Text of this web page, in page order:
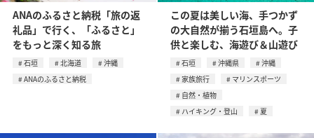
ANAのふるさと納税「旅の返
礼品」で行く、「ふるさと」
をもっと深く知る旅
石垣 北海道
沖縄
ANAのふるさと納税
この夏は美しい海、手つかず
の大自然が揃う石垣島へ。子
供と楽しむ、海遊び＆山遊び
石垣 沖縄県
沖縄
家族旅行
マリンスポーツ
自然・植物
ハイキング・登山
夏